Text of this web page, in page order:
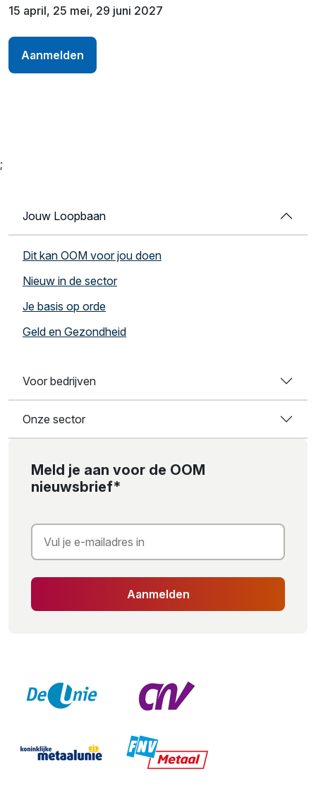
15 april, 25 mei, 29 juni 2027
Aanmelden
;
Jouw Loopbaan
Dit kan OOM voor jou doen
Nieuw in de sector
Je basis op orde
Geld en Gezondheid
Voor bedrijven
Onze sector
Meld je aan voor de OOM
nieuwsbrief*
Aanmelden